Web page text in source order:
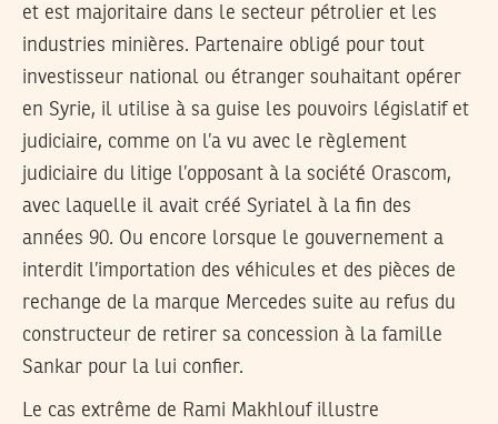
et est majoritaire dans le secteur pétrolier et les
industries minières. Partenaire obligé pour tout
investisseur national ou étranger souhaitant opérer
en Syrie, il utilise à sa guise les pouvoirs législatif et
judiciaire, comme on l’a vu avec le règlement
judiciaire du litige l’opposant à la société Orascom,
avec laquelle il avait créé Syriatel à la fin des
années 90. Ou encore lorsque le gouvernement a
interdit l’importation des véhicules et des pièces de
rechange de la marque Mercedes suite au refus du
constructeur de retirer sa concession à la famille
Sankar pour la lui confier.
Le cas extrême de Rami Makhlouf illustre